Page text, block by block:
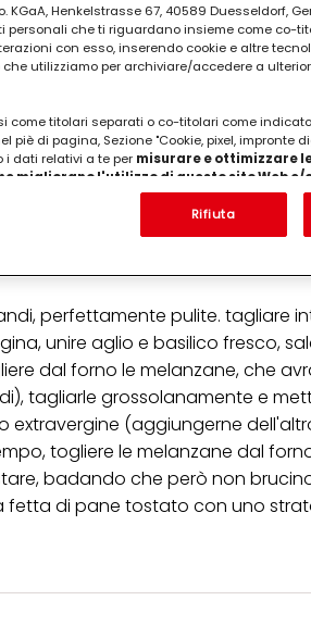
perfettamente pulite. tagliare
unire aglio e basilico fresco,
dal forno le melanzane, che
tagliarle grossolanamente e
extravergine (aggiungerne
togliere le melanzane dal
badando che però non
fetta di pane tostato con uno
KGaA, Henkelstrasse 67, 40589 Duesseldorf,
personali che ti riguardano insieme come co-
con esso, inserendo cookie e altre
utilizziamo per archiviare/accedere a
come titolari separati o co-titolari come
di pagina, Sezione "Cookie, pixel, impronte
i dati relativi a te per misurare e ottimizzare
migliorano l'utilizzo di questo sito Web e/
sito Web e le tue interazioni commerciali
su tale base tracciare i tuoi acquisti dei nostri
commerciali e creare profili individuali su di te
pubblicitarie.
dei tuoi dati nella nostra Informativa sulla
Impronte digitali e tecnologie simili"). Puoi
i cookie sul nostro sito web nella sezione
sui cookie utilizzati su questo sito Web, in
dettagliate su ciascun cookie disponibili
sul trattamento dei tuoi dati / sull'uso
su "Accetta tutto", acconsenti all'uso dei
Se fai clic su "Rifiuta", verranno utilizzati solo i
Rifiuta